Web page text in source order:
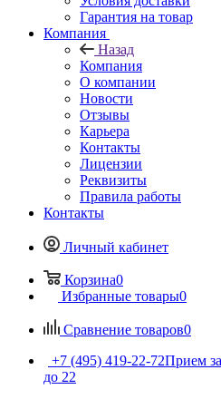
Гарантия на товар
Компания
Назад
Компания
О компании
Новости
Отзывы
Карьера
Контакты
Лицензии
Реквизиты
Правила работы
Контакты
Личный кабинет
Корзина0
Избранные товары0
Сравнение товаров0
+7 (495) 419-22-72Прием
до 22